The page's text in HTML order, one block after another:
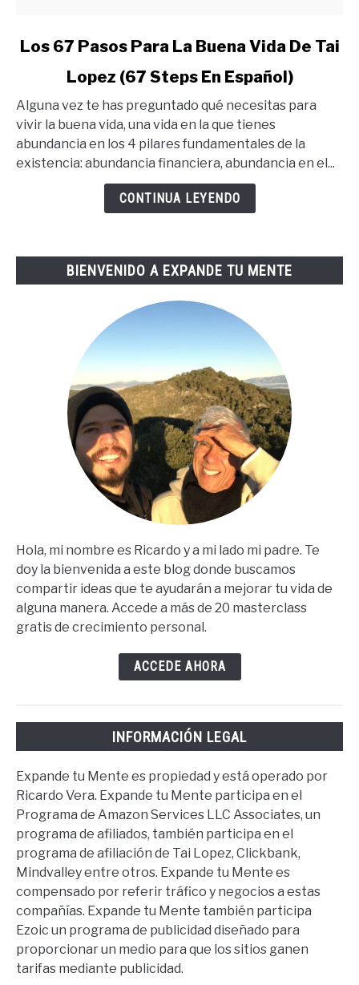
link
67
Pasos
Para
Steps
Los 67 Pasos Para La Buena Vida De Tai
Lopez (67 Steps En Español)
Alguna vez te has preguntado qué necesitas para
vivir la buena vida, una vida en la que tienes
abundancia en los 4 pilares fundamentales de la
existencia: abundancia financiera, abundancia en el...
CONTINUA LEYENDO
BIENVENIDO A EXPANDE TU MENTE
Hola, mi nombre es Ricardo y a mi lado mi padre. Te
doy la bienvenida a este blog donde buscamos
compartir ideas que te ayudarán a mejorar tu vida de
alguna manera. Accede a más de 20 masterclass
gratis de crecimiento personal.
ACCEDE AHORA
INFORMACIÓN LEGAL
Expande tu Mente es propiedad y está operado por
Ricardo Vera. Expande tu Mente participa en el
Programa de Amazon Services LLC Associates, un
programa de afiliados, también participa en el
programa de afiliación de Tai Lopez, Clickbank,
Mindvalley entre otros. Expande tu Mente es
compensado por referir tráfico y negocios a estas
compañías. Expande tu Mente también participa
Ezoic un programa de publicidad diseñado para
proporcionar un medio para que los sitios ganen
tarifas mediante publicidad.